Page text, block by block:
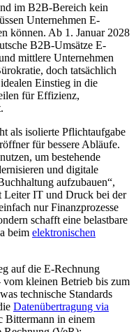
im B2B-Bereich kein
Unternehmen E-
können. Ab 1. Januar 2028
B2B-Umsätze E-
mittlere Unternehmen
doch tatsächlich
Einstieg in die
für Effizienz,
als isolierte Pflichtaufgabe
für bessere Abläufe.
um bestehende
und digitale
aufzubauen“,
Leiter IT und Druck bei der
nur Finanzprozesse
schafft eine belastbare
beim elektronischen
auf die E-Rechnung
kleinen Betrieb bis zum
technische Standards
Datenübertragung via
Bittermann in einem